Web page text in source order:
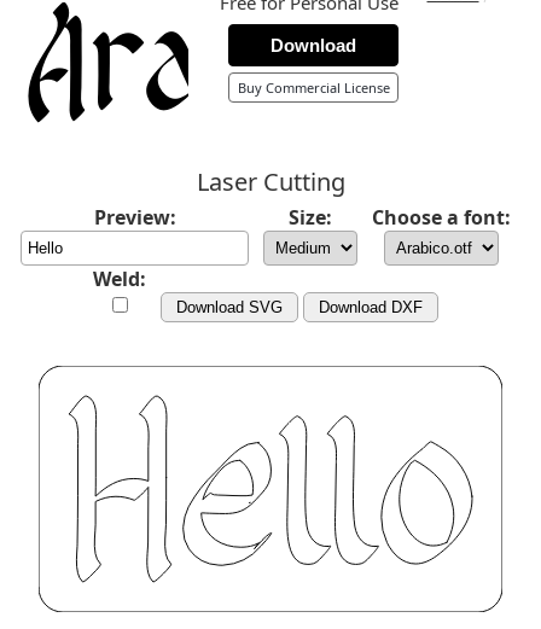
Download
Buy Commercial License
Laser Cutting
Preview: Size: Choose a font:
Weld:
Download SVG Download DXF